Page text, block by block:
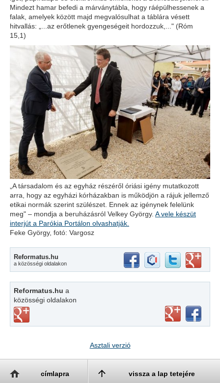
Mindezt hamar befedi a márványtábla, hogy ráépülhessenek a
falak, amelyek között majd megvalósulhat a táblára vésett
hitvallás: „...az erőtlenek gyengeségeit hordozzuk,..." (Róm
15,1)
„A társadalom és az egyház részéről óriási igény mutatkozott
arra, hogy az egyházi kórházakban is működjön a rájuk jellemző
etikai normák szerint szülészet. Ennek az igénynek felelünk
meg" – mondja a beruházásról Velkey György. A vele készüt
interjút a Parókia Portálon olvashatják.
Feke György, fotó: Vargosz
Reformatus.hu
a közösségi oldalakon
Reformatus.hu a
közösségi oldalakon
Asztali verzió
címlapra vissza a lap tetejére